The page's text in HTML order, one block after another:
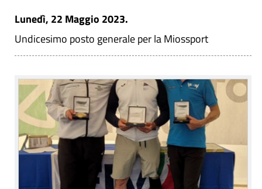
Lunedì, 22 Maggio 2023.
Undicesimo posto generale per la Miossport